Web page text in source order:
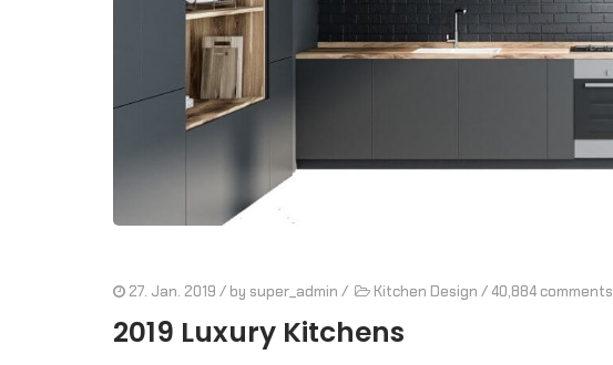
27. Jan. 2019 / by super_admin / Kitchen Design / 40,884 comments
2019 Luxury Kitchens